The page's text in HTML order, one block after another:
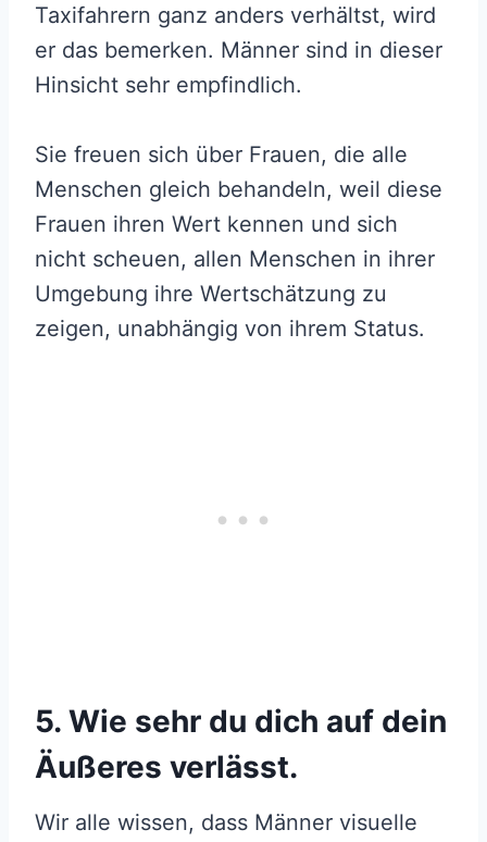
Taxifahrern ganz anders verhältst, wird
er das bemerken. Männer sind in dieser
Hinsicht sehr empfindlich.
Sie freuen sich über Frauen, die alle
Menschen gleich behandeln, weil diese
Frauen ihren Wert kennen und sich
nicht scheuen, allen Menschen in ihrer
Umgebung ihre Wertschätzung zu
zeigen, unabhängig von ihrem Status.
5. Wie sehr du dich auf dein
Äußeres verlässt.
Wir alle wissen, dass Männer visuelle